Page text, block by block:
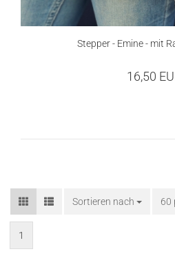
Stepper - Emine - mit
16,50
Sortieren nach
Sortieren nach 60
1